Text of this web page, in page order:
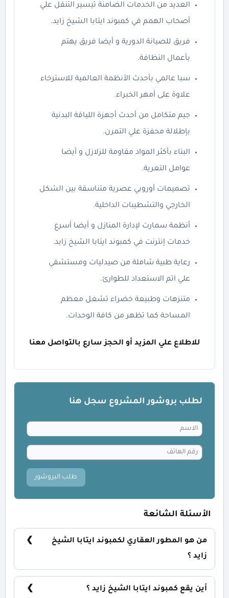
العديد من الخدمات الضامنة تيسير التنقل علي
أصحاب الهمم في كمبوند ايتابا الشيخ زايد.
فريق للصيانة الدورية و أيضا فريق يهتم
بأعمال النظافة.
سبا عالمي بأحدث الأنظمة العالمية للاسترخاء
علاوة على أمهر الخبراء.
جيم متكامل من أحدث أجهزة اللياقة البدنية
بإطلالة محفزة علي التمرن.
البناء بأكثر المواد مقاومة للزلازل و أيضا
عوامل التعرية.
تصميمات أوروبي عصرية متناسقة بين الشكل
الخارجي والتشطيبات الداخلية.
أنظمة سمارت لإدارة المنازل و أيضا أسرع
خدمات إنترنت في كمبوند ايتابا الشيخ زايد.
رعاية طبية شاملة من صيدليات ومستشفي
علي اتم الاستعداد للطوارئ.
متنزهات وطبيعة خضراء تشغل معظم
المساحة كما تظهر من كافة الوحدات.
للاطلاع علي المزيد أو الحجز سارع بالتواصل معنا
لطلب بروشور المشروع سجل هنا
طلب البروشور
الأسئلة الشائعة
من هو المطور العقاري لكمبوند ايتابا الشيخ
زايد ؟
Developments.
أين يقع كمبوند ايتابا الشيخ زايد ؟